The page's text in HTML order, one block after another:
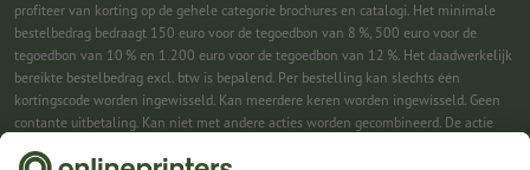
profiteer van korting op de gehele categorie brochures en catalogi. Het minimale
bestelbedrag bedraagt 150 euro voor de tegoedbon van 8 %, 500 euro voor de
tegoedbon van 10 % en 1.200 euro voor de tegoedbon van 12 %. Het daadwerkelijk
bereikte bestelbedrag excl. btw is bepalend. Per bestelling kan slechts één
kortingscode worden ingewisseld. Kan meerdere keren worden ingewisseld. Geen
contante uitbetaling. Kan niet met andere acties worden gecombineerd. De actie